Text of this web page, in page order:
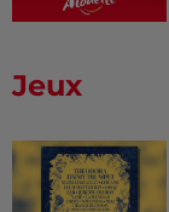
Jeux